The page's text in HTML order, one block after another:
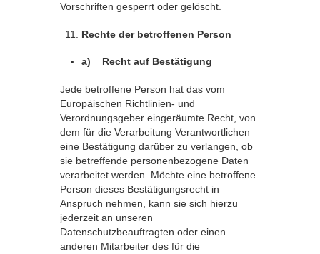
Vorschriften gesperrt oder gelöscht.
Rechte der betroffenen Person
a) Recht auf Bestätigung
Jede betroffene Person hat das vom
Europäischen Richtlinien- und
Verordnungsgeber eingeräumte Recht, von
dem für die Verarbeitung Verantwortlichen
eine Bestätigung darüber zu verlangen, ob
sie betreffende personenbezogene Daten
verarbeitet werden. Möchte eine betroffene
Person dieses Bestätigungsrecht in
Anspruch nehmen, kann sie sich hierzu
jederzeit an unseren
Datenschutzbeauftragten oder einen
anderen Mitarbeiter des für die